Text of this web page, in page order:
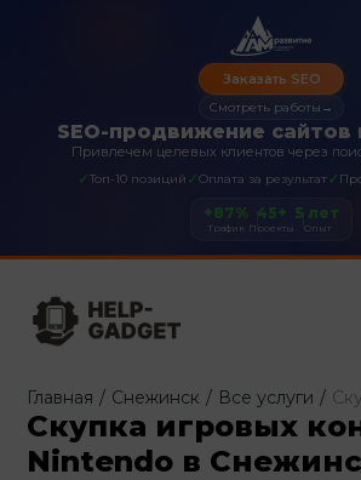
SEO-продвижение сайтов
Привлечем целевых клиентов через
✓Топ-10 позиций ✓Оплата за результат✓
Заказать SEO
Смотреть работы →
+87%
Трафик
45+
Проекты
5 лет
Опыт
Главная / Снежинск / Все услуги /
Скупка игровых
Nintendo в